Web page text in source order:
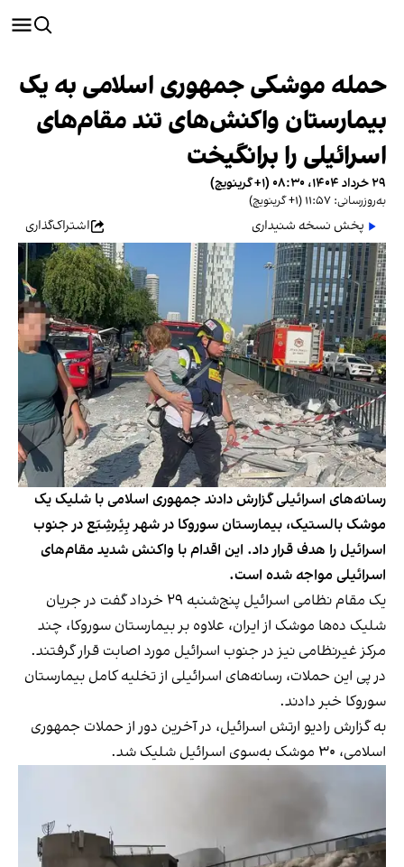
حمله موشکی جمهوری اسلامی به یک
بیمارستان واکنش‌های تند مقام‎‌های
اسرائیلی را برانگیخت
۲۹ خرداد ۱۴۰۴، ۰۸:۳۰ (‎+۱ گرینویچ)
به‌روزرسانی: ۱۱:۵۷ (‎+۱ گرینویچ)
پخش نسخه شنیداری اشتراک‌گذاری
رسانه‌های اسرائیلی گزارش دادند جمهوری اسلامی با شلیک یک
موشک بالستیک، بیمارستان سوروکا در شهر بِئِرشِبَع در جنوب
اسرائیل را هدف قرار داد. این اقدام با واکنش شدید مقام‌های
اسرائیلی مواجه شده است.
یک مقام نظامی اسرائیل پنج‌شنبه ۲۹ خرداد گفت در جریان
شلیک ده‌ها موشک از ایران، علاوه بر بیمارستان سوروکا، چند
مرکز غیرنظامی نیز در جنوب اسرائیل مورد اصابت قرار گرفتند.
در پی این حملات، رسانه‌های اسرائیلی از تخلیه کامل بیمارستان
سوروکا خبر دادند.
به گزارش رادیو ارتش اسرائیل، در آخرین دور از حملات جمهوری
اسلامی، ۳۰ موشک به‌سوی اسرائیل شلیک شد.